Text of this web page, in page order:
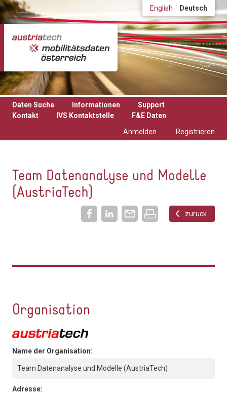
Direkt zum Inhalt English Deutsch
Daten Suche Informationen
Support
Kontakt
IVS Kontaktstelle
F&E Daten
Anmelden
Registrieren
Team Datenanalyse und Modelle
(AustriaTech)
zurück
Organisation
Name der Organisation:
Team Datenanalyse und Modelle (AustriaTech)
Adresse: